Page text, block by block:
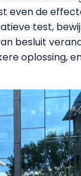
de
test,
besluit
oplossing,